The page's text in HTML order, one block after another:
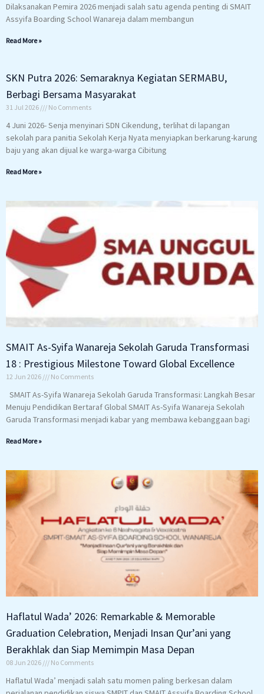
Dilaksanakan Pemira 2026 menjadi salah satu agenda penting di SMAIT
Assyifa Boarding School Wanareja dalam membangun
Read More »
SKN Putra 2026: Semaraknya Kegiatan SERMABU,
Berbagi Bersama Masyarakat
31 Jul 2026 No Comments
4 Juni 2026- Senja menyinari SDN Cikendung, terlihat di lapangan
sekolah para panitia Sekolah Kerja Nyata menyiapkan berkarung-karung
baju yang akan dijual ke warga-warga Cibitung
Read More »
SMAIT As-Syifa Wanareja Sekolah Garuda Transformasi
18 : Prestigious Milestone Toward Global Excellence
12 Jun 2026 No Comments
SMAIT As-Syifa Wanareja Sekolah Garuda Transformasi: Langkah Besar
Menuju Pendidikan Bertaraf Global SMAIT As-Syifa Wanareja Sekolah
Garuda Transformasi menjadi kabar yang membawa kebanggaan bagi
Read More »
Haflatul Wada’ 2026: Remarkable & Memorable
Graduation Celebration, Menjadi Insan Qur’ani yang
Berakhlak dan Siap Memimpin Masa Depan
08 Jun 2026 No Comments
Haflatul Wada’ menjadi salah satu momen paling berkesan dalam